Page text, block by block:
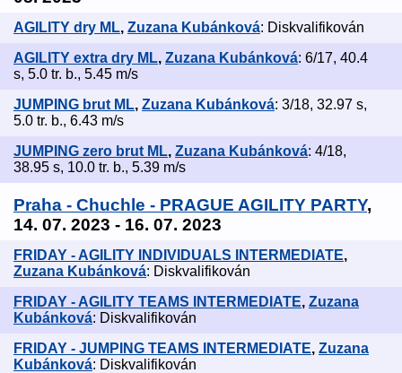
AGILITY dry ML, Zuzana Kubánková: Diskvalifikován
AGILITY extra dry ML, Zuzana Kubánková: 6/17, 40.4
s, 5.0 tr. b., 5.45 m/s
JUMPING brut ML, Zuzana Kubánková: 3/18, 32.97 s,
5.0 tr. b., 6.43 m/s
JUMPING zero brut ML, Zuzana Kubánková: 4/18,
38.95 s, 10.0 tr. b., 5.39 m/s
Praha - Chuchle - PRAGUE AGILITY PARTY,
14. 07. 2023 - 16. 07. 2023
FRIDAY - AGILITY INDIVIDUALS INTERMEDIATE,
Zuzana Kubánková: Diskvalifikován
FRIDAY - AGILITY TEAMS INTERMEDIATE, Zuzana
Kubánková: Diskvalifikován
FRIDAY - JUMPING TEAMS INTERMEDIATE, Zuzana
Kubánková: Diskvalifikován